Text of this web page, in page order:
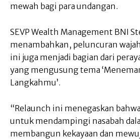
mewah bagi para undangan.
SEVP Wealth Management BNI
menambahkan, peluncuran
ini juga menjadi bagian dari
yang mengusung tema
Langkahmu’.
“Relaunch ini menegaskan
untuk mendampingi nasabah
membangun kekayaan dan